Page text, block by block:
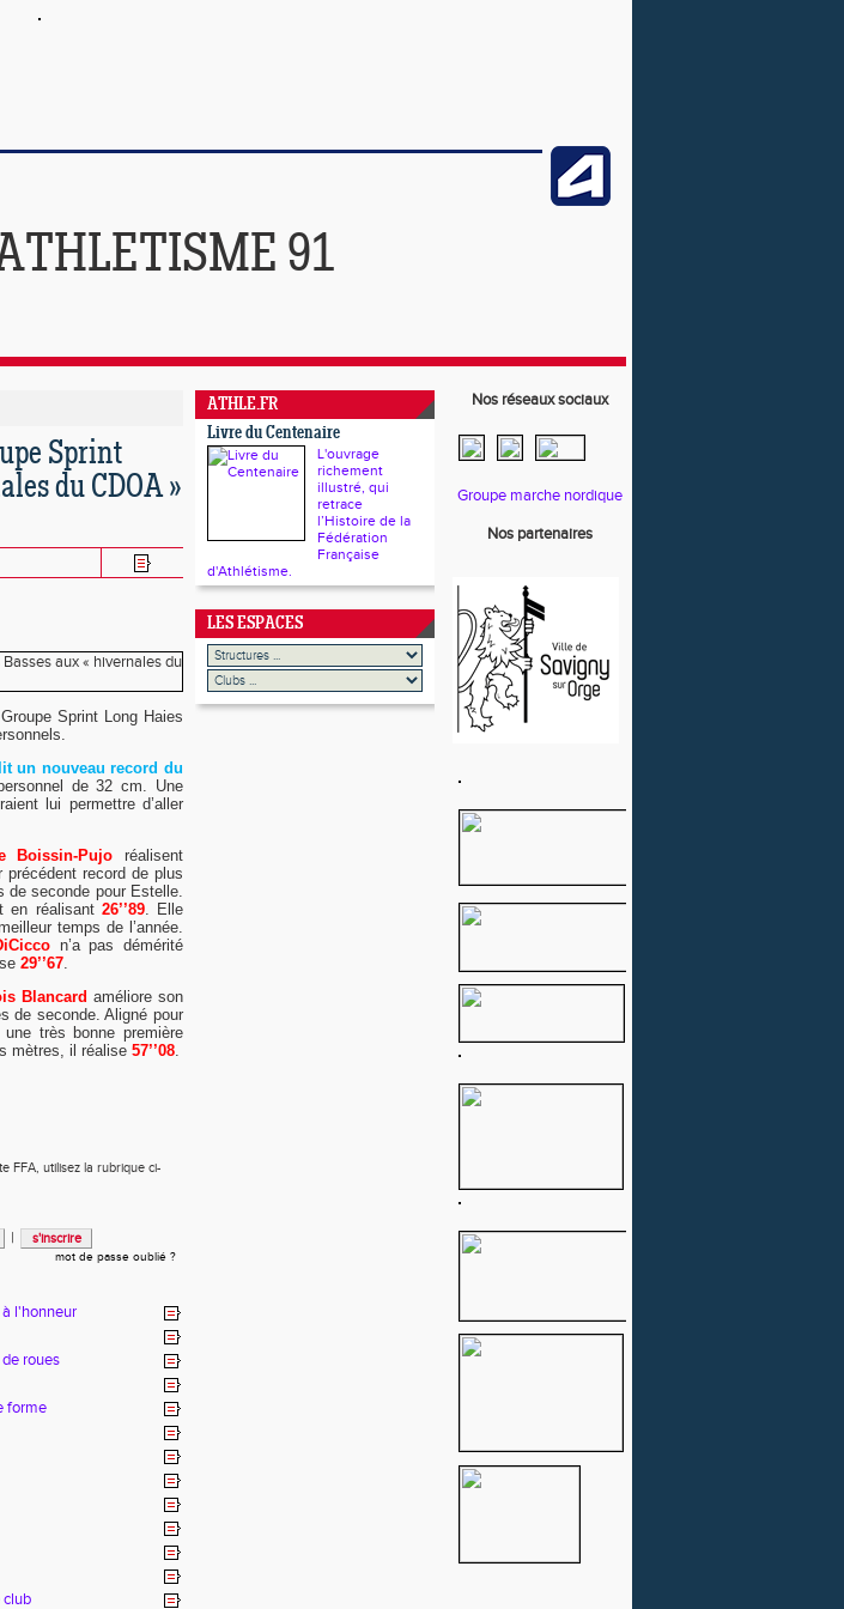
91
Sprint
du CDOA »
Sprint Long Haies
un nouveau record du
de 32 cm. Une
lui permettre d’aller
Boissin-Pujo réalisent
record de plus
de seconde pour Estelle.
en réalisant 26’’89. Elle
temps de l’année.
n’a pas démérité
29’’67.
Blancard améliore son
de seconde. Aligné pour
une très bonne première
mètres, il réalise 57’’08.
FFA, utilisez la rubrique ci-
|
mot de passe oublié ?
l'honneur
roues
forme
club
ATHLE.FR
Livre du Centenaire
L'ouvrage
richement
illustré, qui
retrace
l’Histoire de la
Fédération
Française
d'Athlétisme.
LES ESPACES
Nos réseaux sociaux
Groupe marche nordique
Nos partenaires